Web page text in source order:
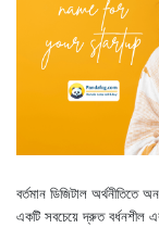
বর্তমান ডিজিটাল
একটি সবচেয়ে দ্রুত